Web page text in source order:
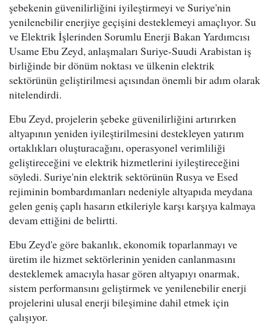
şebekenin güvenilirliğini iyileştirmeyi ve Suriye'nin
yenilenebilir enerjiye geçişini desteklemeyi amaçlıyor. Su
ve Elektrik İşlerinden Sorumlu Enerji Bakan Yardımcısı
Usame Ebu Zeyd, anlaşmaları Suriye-Suudi Arabistan iş
birliğinde bir dönüm noktası ve ülkenin elektrik
sektörünün geliştirilmesi açısından önemli bir adım olarak
nitelendirdi.
Ebu Zeyd, projelerin şebeke güvenilirliğini artırırken
altyapının yeniden iyileştirilmesini destekleyen yatırım
ortaklıkları oluşturacağını, operasyonel verimliliği
geliştireceğini ve elektrik hizmetlerini iyileştireceğini
söyledi. Suriye'nin elektrik sektörünün Rusya ve Esed
rejiminin bombardımanları nedeniyle altyapıda meydana
gelen geniş çaplı hasarın etkileriyle karşı karşıya kalmaya
devam ettiğini de belirtti.
Ebu Zeyd'e göre bakanlık, ekonomik toparlanmayı ve
üretim ile hizmet sektörlerinin yeniden canlanmasını
desteklemek amacıyla hasar gören altyapıyı onarmak,
sistem performansını geliştirmek ve yenilenebilir enerji
projelerini ulusal enerji bileşimine dahil etmek için
çalışıyor.